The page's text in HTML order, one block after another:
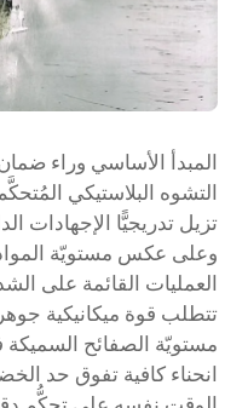
المبدأ الأساسي وراء
التشوه البلاستيكي
تزيل تدريجيًّا الإجهادات
وعلى عكس مستويّة المواد
العمليات القائمة على
تتطلب قوة ميكانيكية
مستويّة الصفائح
انحناء كافية تفوق حد